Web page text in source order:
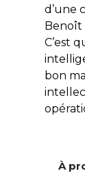
d’une
Benoît
C’est
bon
À